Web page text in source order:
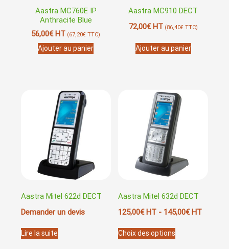
Aastra MC760E IP
Anthracite Blue
56,00€HT (67,20€ TTC)
Ajouter au panier
Aastra MC910 DECT
72,00€HT (86,40€TTC)
Ajouter au panier
Aastra Mitel 622d DECT
Demander un devis
Lire la suite
Aastra Mitel 632d DECT
125,00€HT - 145,00€HT
Choix des options